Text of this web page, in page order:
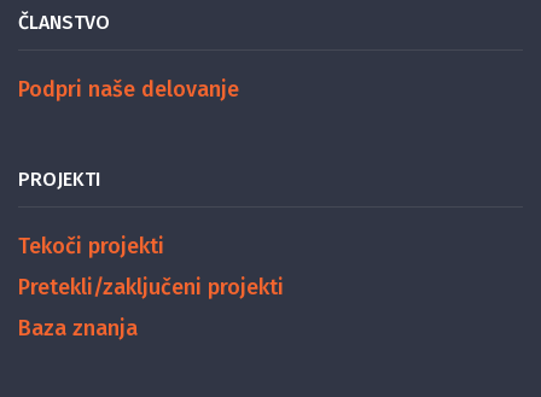
ČLANSTVO
Podpri naše delovanje
PROJEKTI
Tekoči projekti
Pretekli/zaključeni projekti
Baza znanja